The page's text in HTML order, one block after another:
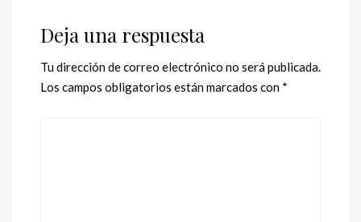
Deja una respuesta
Tu dirección de correo electrónico no será publicada.
Los campos obligatorios están marcados con *